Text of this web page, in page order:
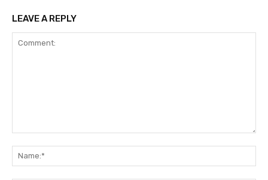
LEAVE A REPLY